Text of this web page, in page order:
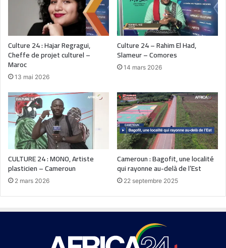
Culture 24 : Hajar Regragui,
Cheffe de projet culturel –
Maroc
13 mai 2026
Culture 24 – Rahim El Had,
Slameur – Comores
14 mars 2026
CULTURE 24 : MONO, Artiste
plasticien – Cameroun
2 mars 2026
Cameroun : Bagofit, une localité
qui rayonne au-delà de l’Est
22 septembre 2025